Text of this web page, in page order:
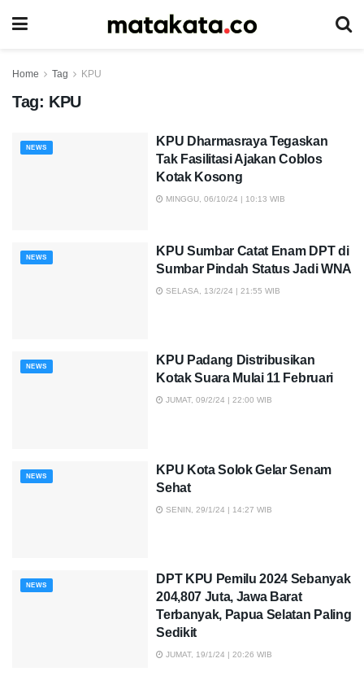
Home Tag KPU
Tag: KPU
NEWS
KPU Dharmasraya Tegaskan
Tak Fasilitasi Ajakan Coblos
Kotak Kosong
MINGGU, 06/10/24 | 10:13 WIB
NEWS
KPU Sumbar Catat Enam DPT di
Sumbar Pindah Status Jadi WNA
SELASA, 13/2/24 | 21:55 WIB
NEWS
KPU Padang Distribusikan
Kotak Suara Mulai 11 Februari
JUMAT, 09/2/24 | 22:00 WIB
NEWS
KPU Kota Solok Gelar Senam
Sehat
SENIN, 29/1/24 | 14:27 WIB
NEWS
DPT KPU Pemilu 2024 Sebanyak
204,807 Juta, Jawa Barat
Terbanyak, Papua Selatan Paling
Sedikit
JUMAT, 19/1/24 | 20:26 WIB